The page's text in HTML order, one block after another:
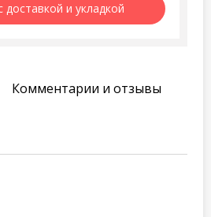
доставкой и укладкой
Комментарии и отзывы